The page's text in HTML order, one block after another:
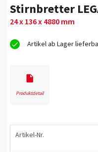
Stirnbretter
24 x 136 x 4880 mm
Artikel ab Lager
Produktdetail
Artikel-Nr.